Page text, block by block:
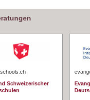
Schweizerischer